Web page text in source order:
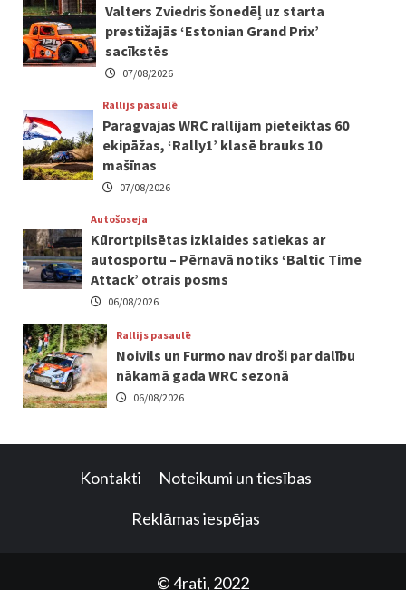
Valters Zviedris šonedēļ uz starta
prestižajās ‘Estonian Grand Prix’
sacīkstēs
07/08/2026
Rallijs pasaulē
Paragvajas WRC rallijam pieteiktas 60
ekipāžas, ‘Rally1’ klasē brauks 10
mašīnas
07/08/2026
Autošoseja
Kūrortpilsētas izklaides satiekas ar
autosportu – Pērnavā notiks ‘Baltic Time
Attack’ otrais posms
06/08/2026
Rallijs pasaulē
Noivils un Furmo nav droši par dalību
nākamā gada WRC sezonā
06/08/2026
Kontakti Noteikumi un tiesības
Reklāmas iespējas
© 4rati, 2022